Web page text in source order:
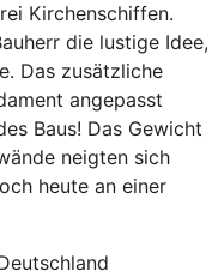
Kirchenschiffen.
die lustige Idee,
Das zusätzliche
angepasst
Baus! Das Gewicht
neigten sich
heute an einer